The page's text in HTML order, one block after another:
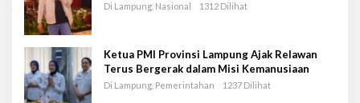
Di Lampung, Nasional 1312 Dilihat
Ketua PMI Provinsi Lampung Ajak Relawan
Terus Bergerak dalam Misi Kemanusiaan
Di Lampung, Pemerintahan 1237 Dilihat